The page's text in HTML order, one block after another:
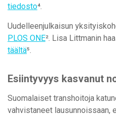
tiedosto⁴.
Uudelleenjulkaisun
PLOS ONE². Lisa Littmanin
täältä⁵.
Esiintyvyys kasvanut
Suomalaiset transhoitoja
vahvistaneet lausunnoissaan,